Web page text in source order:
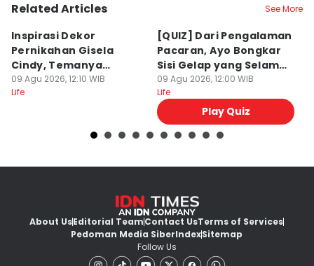
Related Articles See More
Inspirasi Dekor
Pernikahan Gisela
Cindy, Temanya
Romantic Garden!
09 Agu 2026, 12:10 WIB
Life
[QUIZ] Dari Pengalaman
Pacaran, Ayo Bongkar
Sisi Gelap yang Selama
Ini Disembunyikan
09 Agu 2026, 12:00 WIB
Life
Play Quiz
About UsEditorial TeamContact UsTerms of Services
Pedoman Media SiberIndexSitemap
Follow Us